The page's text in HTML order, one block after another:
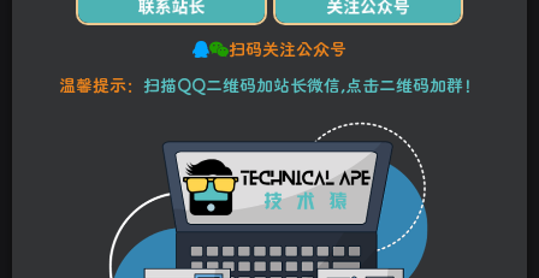
此内容为付费资源，请付费后查看
Y币10Y币25
【SVIP】至尊会员
立即购买
您当前未登录！建议登录后购买，可保存购买订单。
扫码关注公众号
温馨提示： 扫描QQ二维码加站长微信,点击二维码加群！